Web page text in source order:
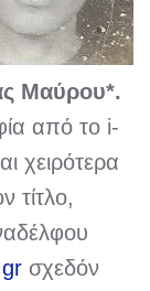
Μαύρου*.
από το i-
χειρότερα
τίτλο,
σχεδόν